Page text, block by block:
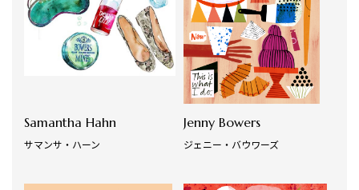
Samantha Hahn
サマンサ・ハーン
Jenny Bowers
ジェニー・バウワーズ